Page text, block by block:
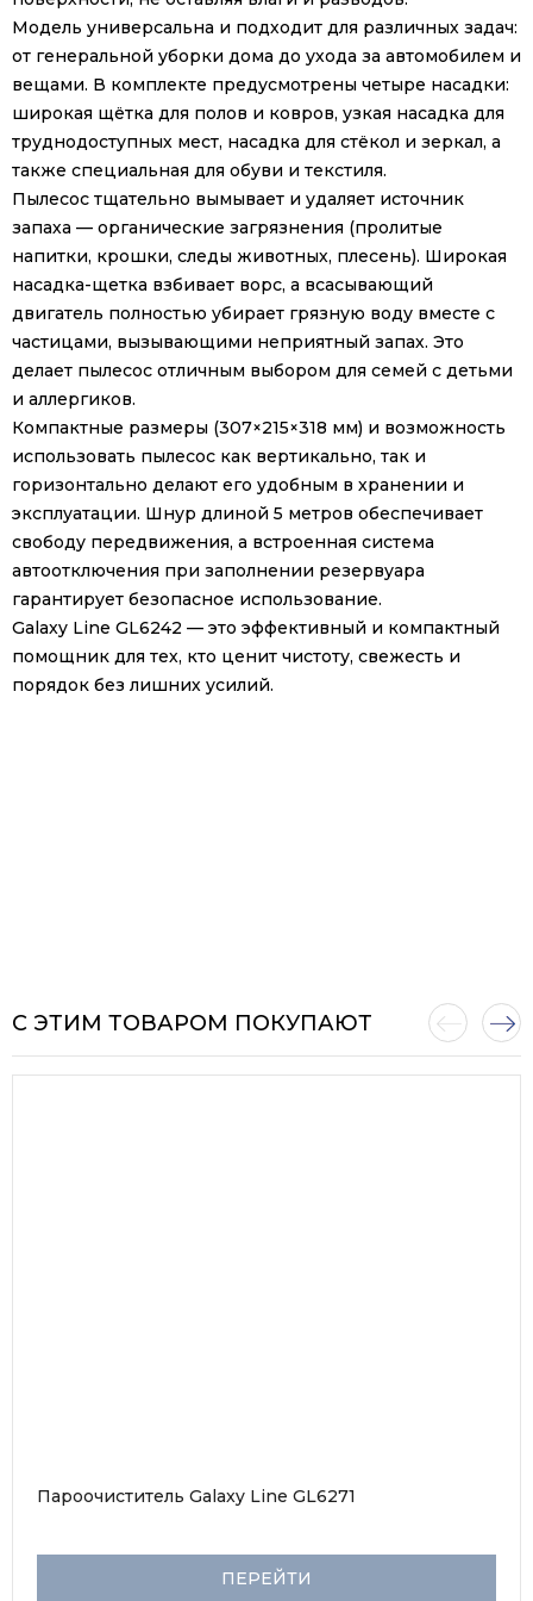
Модель универсальна и подходит для различных задач:
от генеральной уборки дома до ухода за автомобилем и
вещами. В комплекте предусмотрены четыре насадки:
широкая щётка для полов и ковров, узкая насадка для
труднодоступных мест, насадка для стёкол и зеркал, а
также специальная для обуви и текстиля.
Пылесос тщательно вымывает и удаляет источник
запаха — органические загрязнения (пролитые
напитки, крошки, следы животных, плесень). Широкая
насадка-щетка взбивает ворс, а всасывающий
двигатель полностью убирает грязную воду вместе с
частицами, вызывающими неприятный запах. Это
делает пылесос отличным выбором для семей с детьми
и аллергиков.
Компактные размеры (307×215×318 мм) и возможность
использовать пылесос как вертикально, так и
горизонтально делают его удобным в хранении и
эксплуатации. Шнур длиной 5 метров обеспечивает
свободу передвижения, а встроенная система
автоотключения при заполнении резервуара
гарантирует безопасное использование.
Galaxy Line GL6242 — это эффективный и компактный
помощник для тех, кто ценит чистоту, свежесть и
порядок без лишних усилий.
С ЭТИМ ТОВАРОМ ПОКУПАЮТ
Пароочиститель Galaxy Line GL6271
ПЕРЕЙТИ